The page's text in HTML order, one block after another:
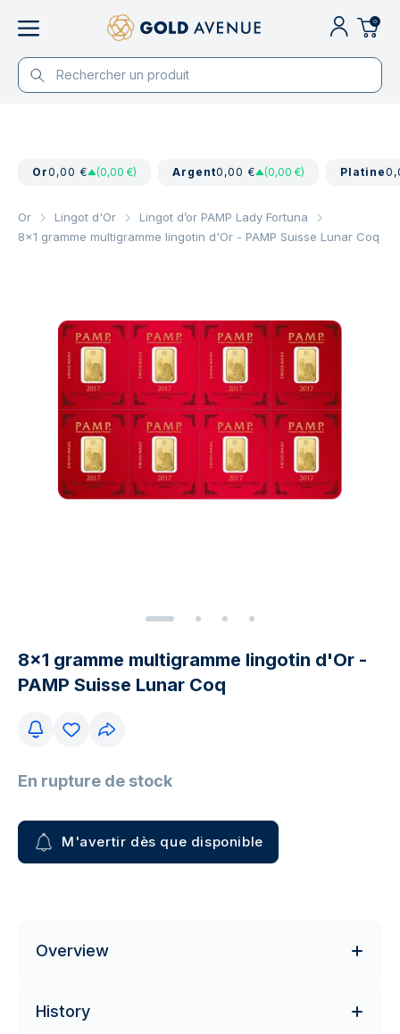
0
Or0,00 € (0,00 €) Argent0,00 € (0,00 €) Platine
Or Lingot d'Or
Lingot d’or PAMP Lady Fortuna
8x1 gramme multigramme lingotin d'Or - PAMP Suisse Lunar Coq
8x1 gramme multigramme lingotin d'Or -
PAMP Suisse Lunar Coq
En rupture de stock
M'avertir dès que disponible
Overview
History